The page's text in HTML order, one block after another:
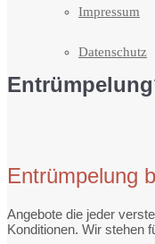
Impressum
Datenschutz
Entrümpelung
Angebote die jeder
Konditionen. Wir stehen